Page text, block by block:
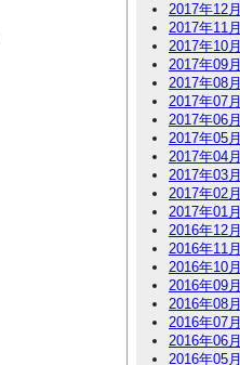
2017年12月
2017年11月
2017年10月
2017年09月
2017年08月
2017年07月
2017年06月
2017年05月
2017年04月
2017年03月
2017年02月
2017年01月
2016年12月
2016年11月
2016年10月
2016年09月
2016年08月
2016年07月
2016年06月
2016年05月